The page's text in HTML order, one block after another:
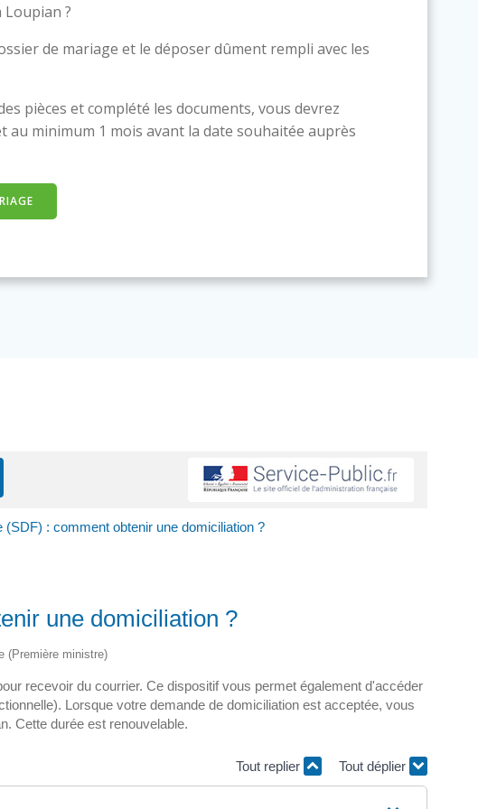
?
de mariage et le déposer dûment rempli avec les
pièces et complété les documents, vous devrez
au minimum 1 mois avant la date souhaitée auprès
(SDF) : comment obtenir une domiciliation ?
une domiciliation ?
(Première ministre)
recevoir du courrier. Ce dispositif vous permet également d'accéder
Lorsque votre demande de domiciliation est acceptée, vous
Cette durée est renouvelable.
Tout replier Tout déplier